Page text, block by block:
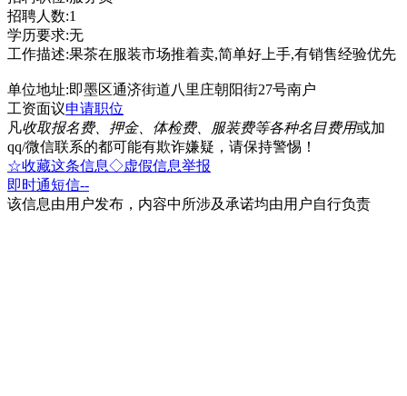
招聘人数:1
学历要求:无
工作描述:果茶在服装市场推着卖,简单好上手,有销售经验优先
单位地址:即墨区通济街道八里庄朝阳街27号南户
工资面议申请职位
凡收取报名费、押金、体检费、服装费等各种名目费用或加
qq/微信联系的都可能有欺诈嫌疑，请保持警惕！
☆收藏这条信息◇虚假信息举报
即时通短信--
该信息由用户发布，内容中所涉及承诺均由用户自行负责